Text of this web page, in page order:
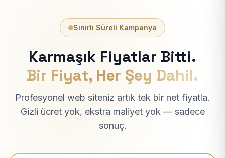
Sınırlı Süreli Kampanya
Karmaşık Fiyatlar Bitti.
Bir Fiyat, Her Şey Dahil.
Profesyonel web siteniz artık tek bir net fiyatla.
Gizli ücret yok, ekstra maliyet yok — sadece
sonuç.